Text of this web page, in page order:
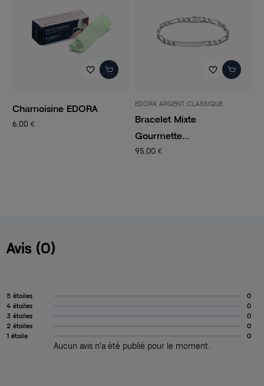
favorite_border
Chamoisine EDORA
6,00 €
favorite_border
EDORA ARGENT CLASSIQUE
Bracelet Mixte
Gourmette...
95,00 €
Avis (0)
5 étoiles
0
4 étoiles
0
3 étoiles
0
2 étoiles
0
1 étoile
0
Aucun avis n'a été publié pour le moment.